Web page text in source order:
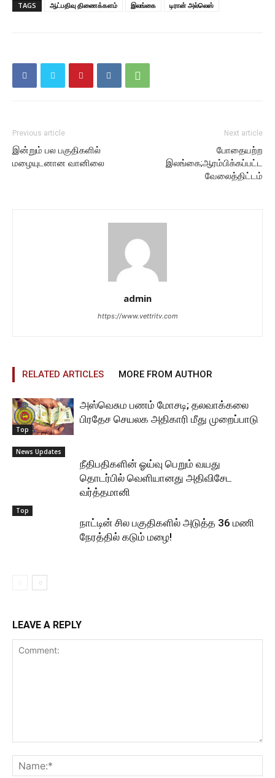
TAGS ஆட்பதிவு திணைக்களம் இலங்கை டிரான் அல்லெஸ்
Previous article
இன்றும் பல பகுதிகளில்
மழையுடனான வானிலை
Next article
போதையற்ற
இலங்கை;ஆரம்பிக்கப்பட்ட
வேலைத்திட்டம்
admin
https://www.vettritv.com
RELATED ARTICLES MORE FROM AUTHOR
Top
அஸ்வெசும பணம் மோசடி; தலவாக்கலை
பிரதேச செயலக அதிகாரி மீது முறைப்பாடு
News Updates
நீதிபதிகளின் ஓய்வு பெறும் வயது
தொடர்பில் வெளியானது அதிவிசேட
வர்த்தமானி
Top
நாட்டின் சில பகுதிகளில் அடுத்த 36 மணி
நேரத்தில் கடும் மழை!
LEAVE A REPLY